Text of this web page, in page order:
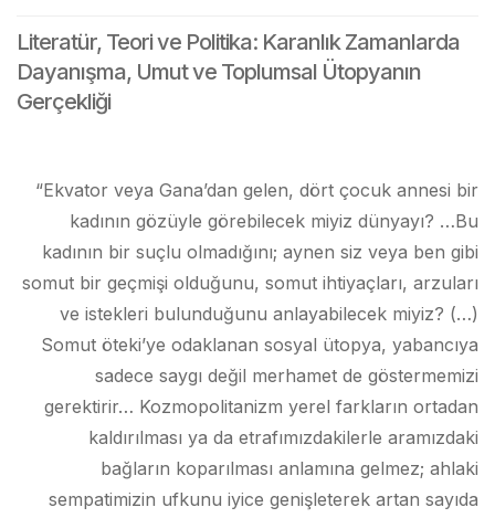
Literatür, Teori ve Politika: Karanlık Zamanlarda
Dayanışma, Umut ve Toplumsal Ütopyanın
Gerçekliği
“Ekvator veya Gana’dan gelen, dört çocuk annesi bir
kadının gözüyle görebilecek miyiz dünyayı? …Bu
kadının bir suçlu olmadığını; aynen siz veya ben gibi
somut bir geçmişi olduğunu, somut ihtiyaçları, arzuları
ve istekleri bulunduğunu anlayabilecek miyiz? (…)
Somut öteki’ye odaklanan sosyal ütopya, yabancıya
sadece saygı değil merhamet de göstermemizi
gerektirir… Kozmopolitanizm yerel farkların ortadan
kaldırılması ya da etrafımızdakilerle aramızdaki
bağların koparılması anlamına gelmez; ahlaki
sempatimizin ufkunu iyice genişleterek artan sayıda